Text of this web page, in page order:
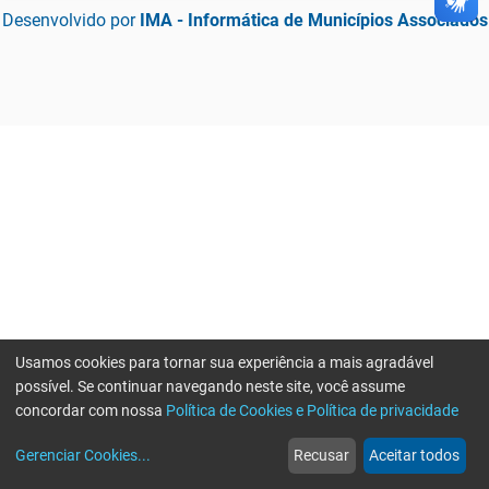
Desenvolvido por IMA - Informática de Municípios Associados
web
Notícias
more_horiz
Mais
Usamos cookies para tornar sua experiência a mais agradável
possível. Se continuar navegando neste site, você assume
concordar com nossa Política de Cookies e Política de privacidade
Gerenciar Cookies... Recusar Aceitar todos
Erro ao enviar informações, por favor tente novamente